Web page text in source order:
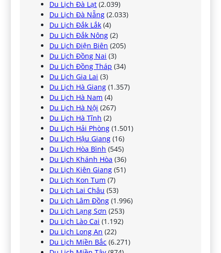
Du Lịch Đà Lạt (2.039)
Du Lịch Đà Nẵng (2.033)
Du Lịch Đắk Lắk (4)
Du Lịch Đắk Nông (2)
Du Lịch Điện Biên (205)
Du Lịch Đồng Nai (3)
Du Lịch Đồng Tháp (34)
Du Lịch Gia Lai (3)
Du Lịch Hà Giang (1.357)
Du Lịch Hà Nam (4)
Du Lịch Hà Nội (267)
Du Lịch Hà Tĩnh (2)
Du Lịch Hải Phòng (1.501)
Du Lịch Hậu Giang (16)
Du Lịch Hòa Bình (545)
Du Lịch Khánh Hòa (36)
Du Lịch Kiên Giang (51)
Du Lịch Kon Tum (7)
Du Lịch Lai Châu (53)
Du Lịch Lâm Đồng (1.996)
Du Lịch Lạng Sơn (253)
Du Lịch Lào Cai (1.192)
Du Lịch Long An (22)
Du Lịch Miền Bắc (6.271)